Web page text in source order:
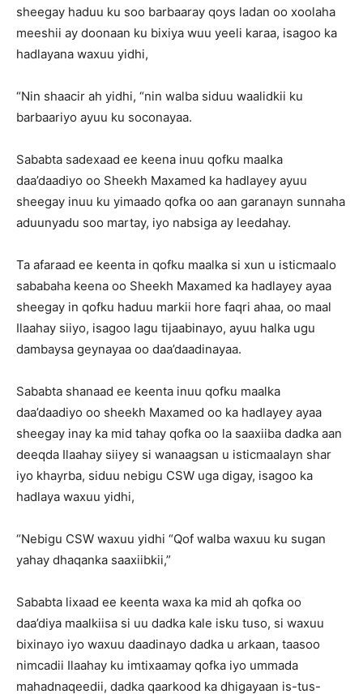
sheegay haduu ku soo barbaaray qoys ladan oo xoolaha
meeshii ay doonaan ku bixiya wuu yeeli karaa, isagoo ka
hadlayana waxuu yidhi,
“Nin shaacir ah yidhi, “nin walba siduu waalidkii ku
barbaariyo ayuu ku soconayaa.
Sababta sadexaad ee keena inuu qofku maalka
daa’daadiyo oo Sheekh Maxamed ka hadlayey ayuu
sheegay inuu ku yimaado qofka oo aan garanayn sunnaha
aduunyadu soo martay, iyo nabsiga ay leedahay.
Ta afaraad ee keenta in qofku maalka si xun u isticmaalo
sababaha keena oo Sheekh Maxamed ka hadlayey ayaa
sheegay in qofku haduu markii hore faqri ahaa, oo maal
Ilaahay siiyo, isagoo lagu tijaabinayo, ayuu halka ugu
dambaysa geynayaa oo daa’daadinayaa.
Sababta shanaad ee keenta inuu qofku maalka
daa’daadiyo oo sheekh Maxamed oo ka hadlayey ayaa
sheegay inay ka mid tahay qofka oo la saaxiiba dadka aan
deeqda Ilaahay siiyey si wanaagsan u isticmaalayn shar
iyo khayrba, siduu nebigu CSW uga digay, isagoo ka
hadlaya waxuu yidhi,
“Nebigu CSW waxuu yidhi “Qof walba waxuu ku sugan
yahay dhaqanka saaxiibkii,”
Sababta lixaad ee keenta waxa ka mid ah qofka oo
daa’diya maalkiisa si uu dadka kale isku tuso, si waxuu
bixinayo iyo waxuu daadinayo dadka u arkaan, taasoo
nimcadii Ilaahay ku imtixaamay qofka iyo ummada
mahadnaqeedii, dadka qaarkood ka dhigayaan is-tus-